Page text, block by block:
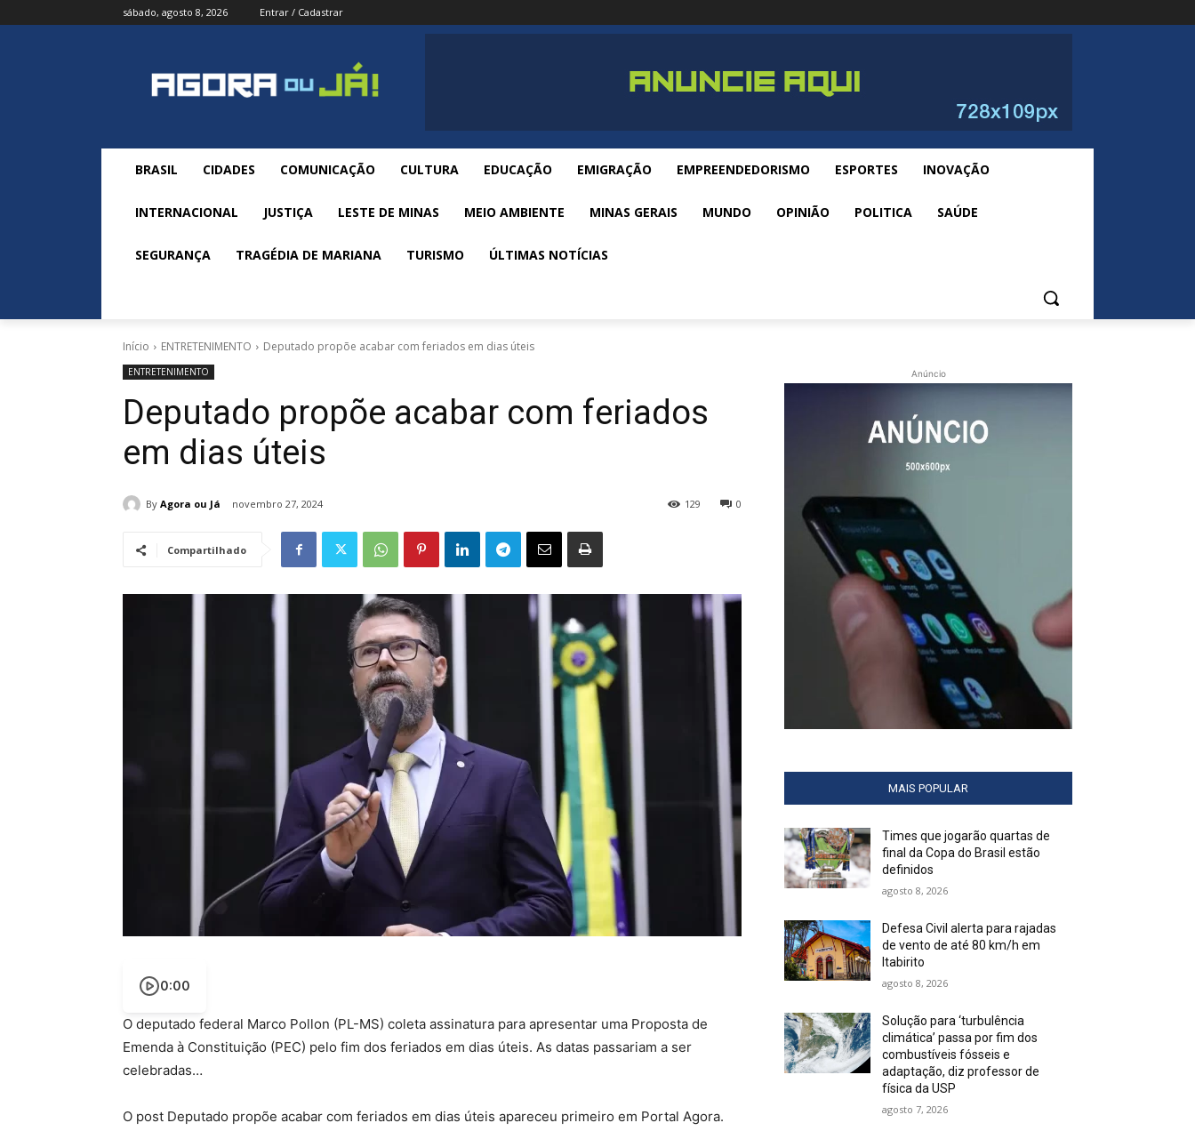
sábado, agosto 8, 2026 Entrar / Cadastrar
BRASIL CIDADES COMUNICAÇÃO CULTURA EDUCAÇÃO EMIGRAÇÃO EMPREENDEDORISMO ESPORTES INOVAÇÃO
INTERNACIONAL JUSTIÇA LESTE DE MINAS MEIO AMBIENTE MINAS GERAIS MUNDO OPINIÃO POLITICA SAÚDE
SEGURANÇA TRAGÉDIA DE MARIANA TURISMO ÚLTIMAS NOTÍCIAS
Início ENTRETENIMENTO Deputado propõe acabar com feriados em dias úteis
ENTRETENIMENTO
Deputado propõe acabar com feriados
em dias úteis
By Agora ou Já novembro 27, 2024 0
129
Compartilhado
0:00
O deputado federal Marco Pollon (PL-MS) coleta assinatura para apresentar uma Proposta de
Emenda à Constituição (PEC) pelo fim dos feriados em dias úteis. As datas passariam a ser
celebradas…
O post Deputado propõe acabar com feriados em dias úteis apareceu primeiro em Portal Agora.
Anúncio
MAIS POPULAR
Times que jogarão quartas de
final da Copa do Brasil estão
definidos
agosto 8, 2026
Defesa Civil alerta para rajadas
de vento de até 80 km/h em
Itabirito
agosto 8, 2026
Solução para ‘turbulência
climática’ passa por fim dos
combustíveis fósseis e
adaptação, diz professor de
física da USP
agosto 7, 2026